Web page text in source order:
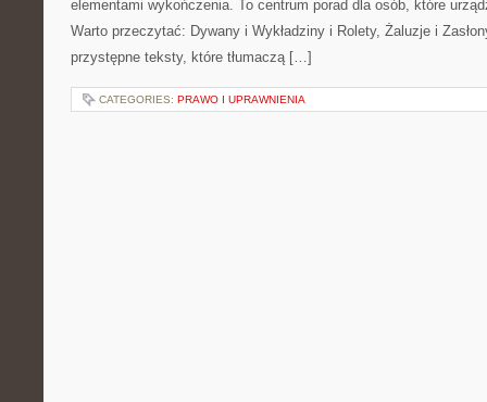
elementami wykończenia. To centrum porad dla osób, które
Warto przeczytać: Dywany i Wykładziny i Rolety, Żaluzje i
przystępne teksty, które tłumaczą […]
CATEGORIES: PRAWO I UPRAWNIENIA